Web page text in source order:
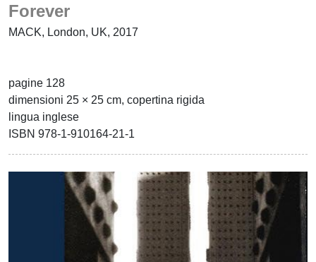
Forever
MACK, London, UK, 2017
pagine 128
dimensioni 25 × 25 cm, copertina rigida
lingua inglese
ISBN 978-1-910164-21-1